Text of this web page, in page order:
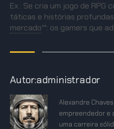
Ex.: Se cria um jogo de RPG
táticas e histórias
mercado**: os gamers que
Autor:administrador
Alexandre
empreendedor e
uma carreira